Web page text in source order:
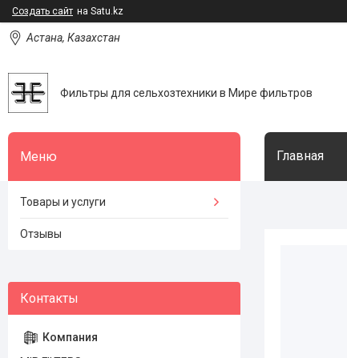
Создать сайт на Satu.kz
Астана, Казахстан
Фильтры для сельхозтехники в Мире фильтров
Главная
Товары и услуги
Отзывы